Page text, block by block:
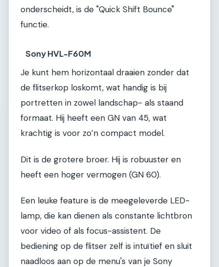
onderscheidt, is de "Quick Shift Bounce"
functie.
Sony HVL-F60M
Je kunt hem horizontaal draaien zonder dat
de flitserkop loskomt, wat handig is bij
portretten in zowel landschap- als staand
formaat. Hij heeft een GN van 45, wat
krachtig is voor zo’n compact model.
Dit is de grotere broer. Hij is robuuster en
heeft een hoger vermogen (GN 60).
Een leuke feature is de meegeleverde LED-
lamp, die kan dienen als constante lichtbron
voor video of als focus-assistent. De
bediening op de flitser zelf is intuïtief en sluit
naadloos aan op de menu's van je Sony